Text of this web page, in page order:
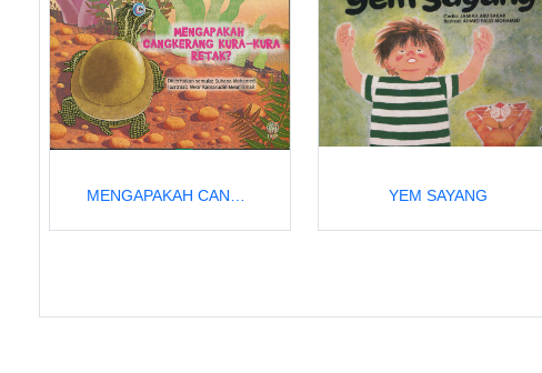
YEM SAYANG